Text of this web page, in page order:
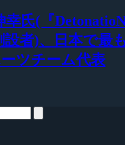
幸氏(『
設者)、日本で最
ツチーム代表